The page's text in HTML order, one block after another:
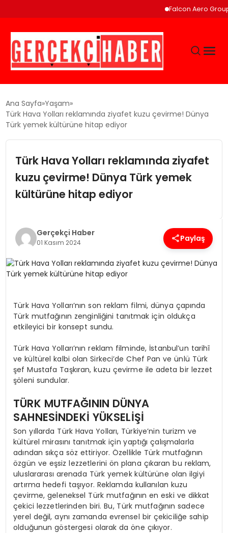
Falcon Aero Group,
GÜNCEL
EĞITIM
EKONOMI
MAGAZIN
TEKNOLOJI
YAŞAM
Ana Sayfa Yaşam
Türk Hava Yolları reklamında ziyafet kuzu çevirme! Dünya
Türk yemek kültürüne hitap ediyor
Türk Hava Yolları reklamında ziyafet
kuzu çevirme! Dünya Türk yemek
kültürüne hitap ediyor
Gerçekçi Haber
01 Kasım 2024 Paylaş
Türk Hava Yolları’nın son reklam filmi, dünya çapında
Türk mutfağının zenginliğini tanıtmak için oldukça
etkileyici bir konsept sundu.
Türk Hava Yolları’nın reklam filminde, İstanbul’un tarihî
ve kültürel kalbi olan Sirkeci’de Chef Pan ve ünlü Türk
şef Mustafa Taşkıran, kuzu çevirme ile adeta bir lezzet
şöleni sundular.
TÜRK MUTFAĞININ DÜNYA
SAHNESİNDEKİ YÜKSELİŞİ
Son yıllarda Türk Hava Yolları, Türkiye’nin turizm ve
kültürel mirasını tanıtmak için yaptığı çalışmalarla
adından sıkça söz ettiriyor. Özellikle Türk mutfağının
özgün ve eşsiz lezzetlerini ön plana çıkaran bu reklam,
uluslararası arenada Türk yemek kültürüne olan ilgiyi
artırma hedefi taşıyor. Reklamda kullanılan kuzu
çevirme, geleneksel Türk mutfağının en eski ve dikkat
çekici lezzetlerinden biri. Bu, Türk mutfağının sadece
yerel değil, aynı zamanda evrensel bir çekiciliğe sahip
olduğunun göstergesi olarak da öne çıkıyor.